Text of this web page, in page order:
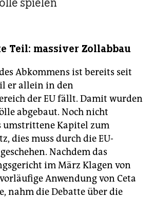
spielen
Teil: massiver Zollabbau
Abkommens ist bereits seit
er allein in den
der EU fällt. Damit wurden
abgebaut. Noch nicht
Kapitel zum
dies muss durch die EU-
Nachdem das
im März Klagen von
Anwendung von Ceta
nahm die Debatte über die